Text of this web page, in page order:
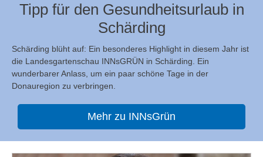
Tipp für den Gesundheitsurlaub in
Schärding
Schärding blüht auf: Ein besonderes Highlight in diesem Jahr ist
die Landesgartenschau INNsGRÜN in Schärding. Ein
wunderbarer Anlass, um ein paar schöne Tage in der
Donauregion zu verbringen.
Mehr zu INNsGrün